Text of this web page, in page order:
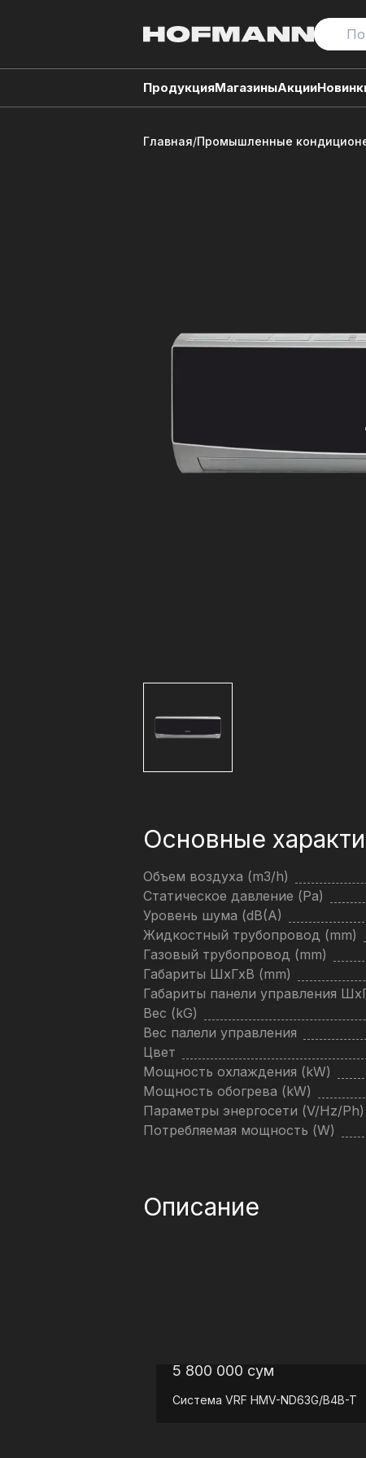
ПродукцияМагазиныАкции
Главная/Промышленные
Основные
Объем воздуха (m3/h)
Статическое давление (Pa)
Уровень шума (dB(A)
Жидкостный трубопровод (mm)
Газовый трубопровод (mm)
Габариты ШхГхВ (mm)
Габариты панели управления
Вес (kG)
Вес палели управления
Цвет
Мощность охлаждения (kW)
Мощность обогрева (kW)
Параметры энергосети (V/Hz/Ph)
Потребляемая мощность (W)
Описание
5 800 000 сум
Система VRF HMV-ND63G/B4B-T